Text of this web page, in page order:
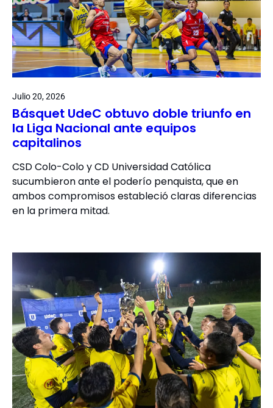
Julio 20, 2026
Básquet UdeC obtuvo doble triunfo en
la Liga Nacional ante equipos
capitalinos
CSD Colo-Colo y CD Universidad Católica
sucumbieron ante el poderío penquista, que en
ambos compromisos estableció claras diferencias
en la primera mitad.